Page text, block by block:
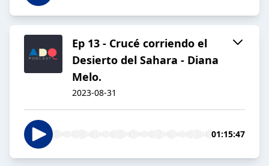
Ep 13 - Crucé corriendo el
Desierto del Sahara - Diana
Melo.
2023-08-31
01:15:47